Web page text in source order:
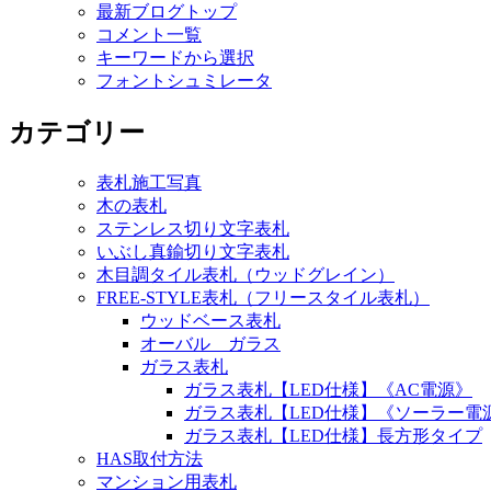
最新ブログトップ
コメント一覧
キーワードから選択
フォントシュミレータ
カテゴリー
表札施工写真
木の表札
ステンレス切り文字表札
いぶし真鍮切り文字表札
木目調タイル表札（ウッドグレイン）
FREE-STYLE表札（フリースタイル表札）
ウッドベース表札
オーバル ガラス
ガラス表札
ガラス表札【LED仕様】《AC電源》
ガラス表札【LED仕様】《ソーラー電
ガラス表札【LED仕様】長方形タイプ
HAS取付方法
マンション用表札